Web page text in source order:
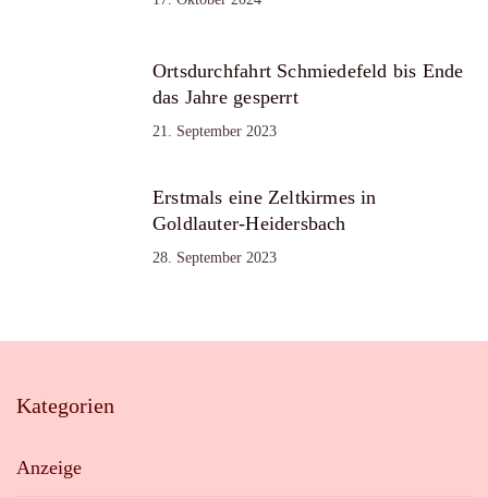
Ortsdurchfahrt Schmiedefeld bis Ende
das Jahre gesperrt
21. September 2023
Erstmals eine Zeltkirmes in
Goldlauter-Heidersbach
28. September 2023
Kategorien
Anzeige